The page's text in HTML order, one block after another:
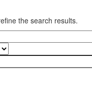
the search results.